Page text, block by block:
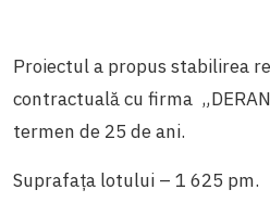
Proiectul a propus stabilirea
contractuală cu firma
termen de 25 de ani.
Suprafața lotului – 1 625 pm.